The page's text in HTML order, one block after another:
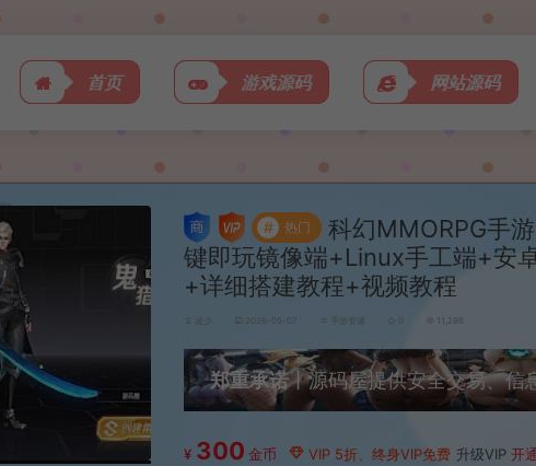
首页 游戏源码 网站源码
# 热门
科幻MMORPG手
键即玩镜像端+Linux手工端+安
+详细搭建教程+视频教程
波少 2026-05-07 手游资源 0 11,286
郑重承诺丨源码屋提供安全交易、信
¥ 300 金币 VIP 5折、终身VIP免费 升级VIP 开